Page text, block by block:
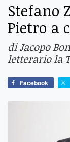
Stefano
Pietro a
di Jacopo
letterario la
Facebook